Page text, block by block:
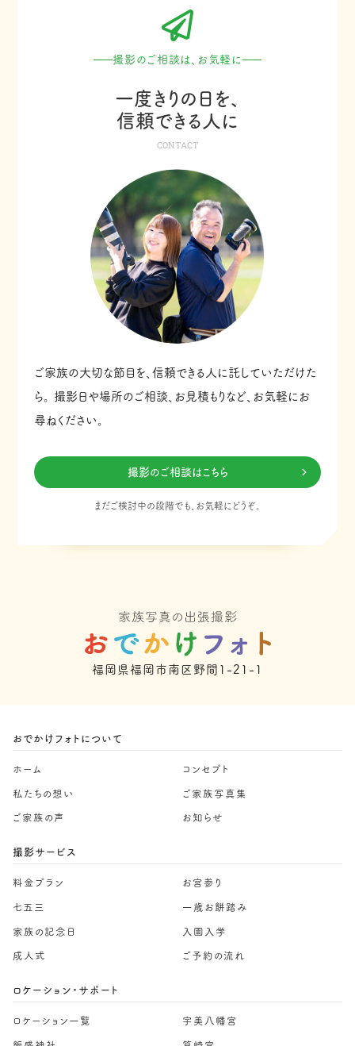
撮影のご相談は、お気軽に
一度きりの日を、
信頼できる人に
CONTACT
ご家族の大切な節目を、信頼できる人に託していただけた
ら。
撮影日や場所のご相談、お見積もりなど、お気軽にお
尋ねください。
撮影のご相談はこちら
まだご検討中の段階でも、お気軽にどうぞ。
福岡県福岡市南区野間1-21-1
おでかけフォトについて
ホーム コンセプト
私たちの想い ご家族写真集
ご家族の声 お知らせ
撮影サービス
料金プラン お宮参り
七五三 一歳お餅踏み
家族の記念日 入園入学
成人式 ご予約の流れ
ロケーション・サポート
ロケーション一覧 宇美八幡宮